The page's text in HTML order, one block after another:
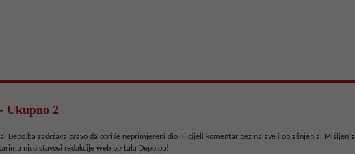
Ukupno 2
Depo.ba zadržava pravo da obriše neprimjereni dio ili cijeli komentar bez najave i objašnjenja. Mišljenja
nisu stavovi redakcije web portala Depo.ba!